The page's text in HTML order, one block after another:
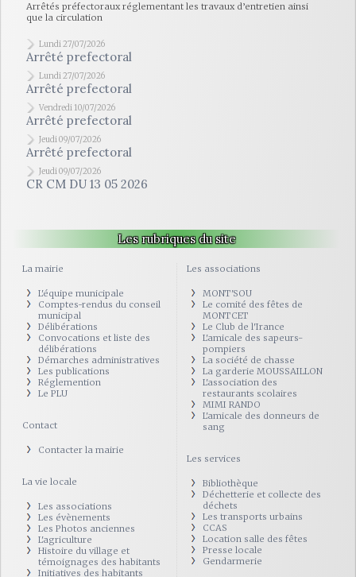
Arrêtés préfectoraux réglementant les travaux d’entretien ainsi
que la circulation
Lundi 27/07/2026
Arrêté prefectoral
Lundi 27/07/2026
Arrêté prefectoral
Vendredi 10/07/2026
Arrêté prefectoral
Jeudi 09/07/2026
Arrêté prefectoral
Jeudi 09/07/2026
CR CM DU 13 05 2026
Les rubriques du site
La mairie
L'équipe municipale
Comptes-rendus du conseil
municipal
Délibérations
Convocations et liste des
délibérations
Démarches administratives
Les publications
Réglemention
Le PLU
Contact
Contacter la mairie
La vie locale
Les associations
Les évènements
Les Photos anciennes
L'agriculture
Histoire du village et
témoignages des habitants
Initiatives des habitants
Les associations
MONT'SOU
Le comité des fêtes de
MONTCET
Le Club de l'Irance
L'amicale des sapeurs-
pompiers
La société de chasse
La garderie MOUSSAILLON
L'association des
restaurants scolaires
MIMI RANDO
L'amicale des donneurs de
sang
Les services
Bibliothèque
Déchetterie et collecte des
déchets
Les transports urbains
CCAS
Location salle des fêtes
Presse locale
Gendarmerie